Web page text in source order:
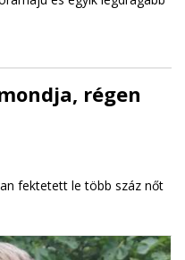
régen
fektetett le több száz nőt